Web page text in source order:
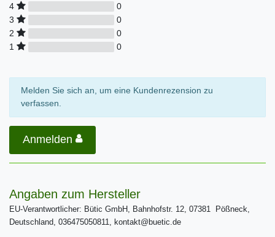
4
0
3
0
2
0
1
0
Melden Sie sich an, um eine Kundenrezension zu
verfassen.
Anmelden
Angaben zum Hersteller
EU-Verantwortlicher: Bütic GmbH, Bahnhofstr. 12, 07381 Pößneck,
Deutschland, 036475050811, kontakt@buetic.de